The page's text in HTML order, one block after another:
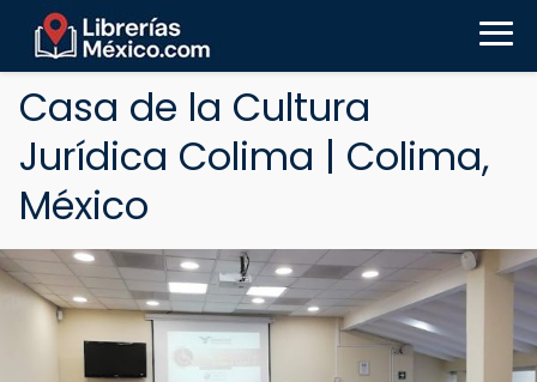
Casa de la Cultura
Jurídica Colima | Colima,
México